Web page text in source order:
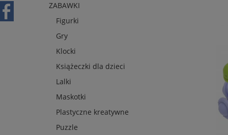
ZABAWKI
Figurki
Gry
Klocki
Książeczki dla dzieci
Lalki
Maskotki
Plastyczne kreatywne
Puzzle